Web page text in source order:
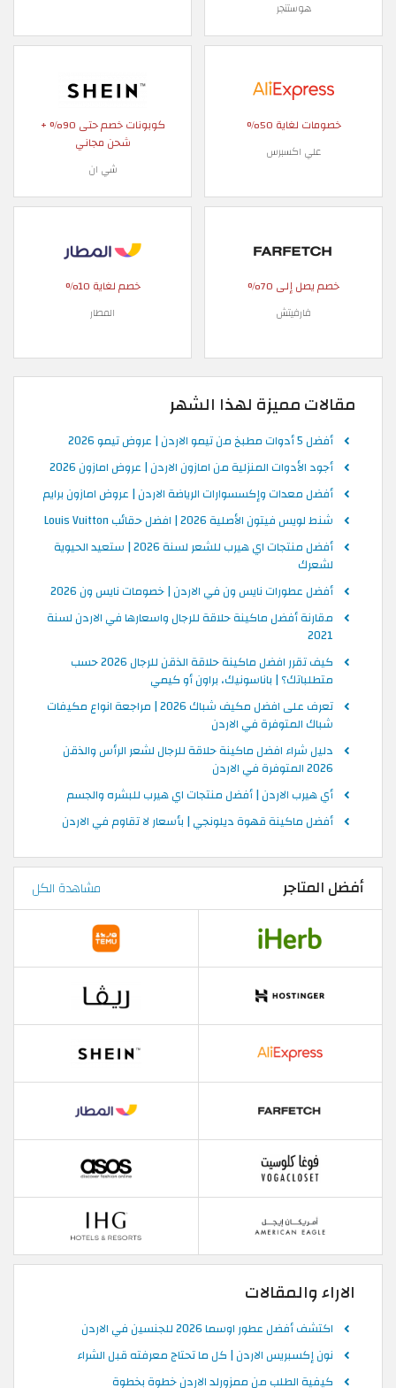
هوستنجر
خصومات لغاية 50%
علي اكسبرس
كوبونات خصم حتى 90% +
شحن مجاني
شي ان
خصم يصل إلى 70%
فارفيتش
خصم لغاية 10%
المطار
مقالات مميزة لهذا الشهر
أفضل 5 أدوات مطبخ من تيمو الاردن | عروض تيمو 2026
أجود الأدوات المنزلية من امازون الاردن | عروض امازون 2026
أفضل معدات وإكسسوارات الرياضة الاردن | عروض امازون برايم
شنط لويس فيتون الأصلية 2026 | افضل حقائب Louis Vuitton
أفضل منتجات اي هيرب للشعر لسنة 2026 | ستعيد الحيوية
لشعرك
أفضل عطورات نايس ون في الاردن | خصومات نايس ون 2026
مقارنة أفضل ماكينة حلاقة للرجال واسعارها في الاردن لسنة
2021
كيف تقرر افضل ماكينة حلاقة الذقن للرجال 2026 حسب
متطلباتك؟ | باناسونيك، براون أو كيمي
تعرف على افضل مكيف شباك 2026 | مراجعة انواع مكيفات
شباك المتوفرة في الاردن
دليل شراء افضل ماكينة حلاقة للرجال لشعر الرأس والذقن
2026 المتوفرة في الاردن
أي هيرب الاردن | أفضل منتجات اي هيرب للبشره والجسم
أفضل ماكينة قهوة ديلونجي | بأسعار لا تقاوم في الاردن
أفضل المتاجر مشاهدة الكل
الاراء والمقالات
اكتشف أفضل عطور اوسما 2026 للجنسين في الاردن
نون إكسبريس الاردن | كل ما تحتاج معرفته قبل الشراء
كيفية الطلب من ممزورلد الاردن خطوة بخطوة